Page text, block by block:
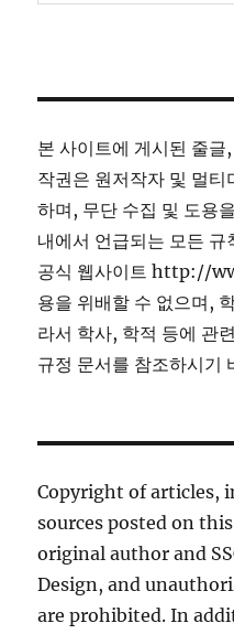
본 사이트에 게시된 줄
작권은 원저작자 및 멀
하며, 무단 수집 및 도용
내에서 언급되는 모든
공식 웹사이트 http://
용을 위배할 수 없으며,
라서 학사, 학적 등에 관
규정 문서를 참조하시기
Copyright of articles,
sources posted on
original author and
Design, and
are prohibited. In